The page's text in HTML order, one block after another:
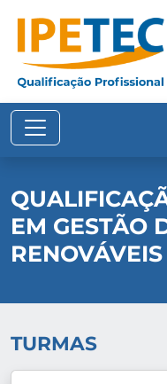
EM GESTÃO
RENOVÁVEIS
TURMAS